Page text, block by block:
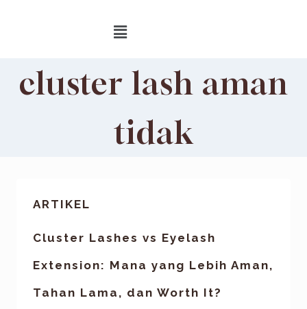
cluster lash aman
tidak
ARTIKEL
Cluster Lashes vs Eyelash
Extension: Mana yang Lebih Aman,
Tahan Lama, dan Worth It?